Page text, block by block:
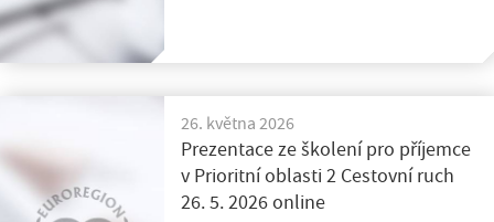
26. května 2026
Prezentace ze školení pro příjemce
v Prioritní oblasti 2 Cestovní ruch
26. 5. 2026 online